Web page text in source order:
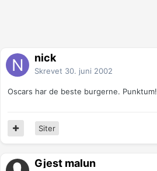
nick
Skrevet 30. juni 2002
Oscars har de beste burgerne. Punktum!
Siter
Gjest malun